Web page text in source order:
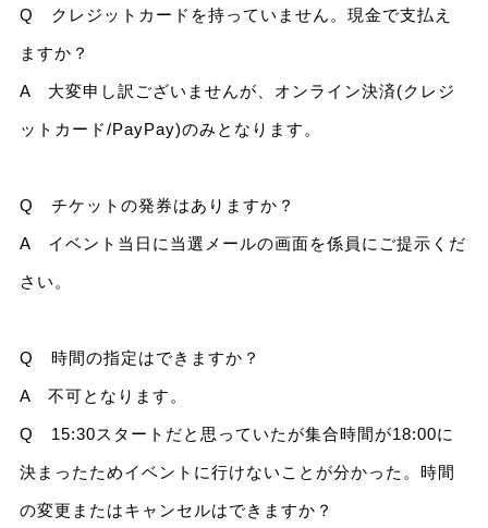
Q クレジットカードを持っていません。現金で支払え
ますか？
A 大変申し訳ございませんが、オンライン決済(クレジ
ットカード/PayPay)のみとなります。
Q チケットの発券はありますか？
A イベント当日に当選メールの画面を係員にご提示くだ
さい。
Q 時間の指定はできますか？
A 不可となります。
Q 15:30スタートだと思っていたが集合時間が18:00に
決まったためイベントに行けないことが分かった。時間
の変更またはキャンセルはできますか？